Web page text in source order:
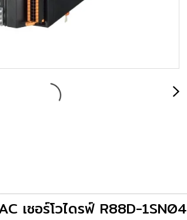
เซอร์โวไดรฟ์ R88D-